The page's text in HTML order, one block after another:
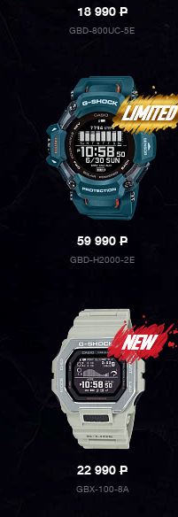
18 990P
GBD-800UC-5E
59 990P
GBD-H2000-2E
22 990P
GBX-100-8A